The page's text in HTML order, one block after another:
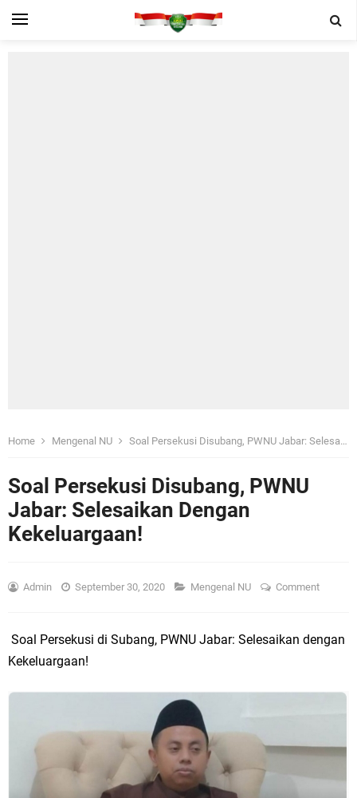
Home Mengenal NU Soal Persekusi Disubang, PWNU Jabar: Selesaikan Dengan Kekeluargaan!
Soal Persekusi Disubang, PWNU
Jabar: Selesaikan Dengan
Kekeluargaan!
Admin September 30, 2020 Mengenal NU Comment
Soal Persekusi di Subang, PWNU Jabar: Selesaikan dengan
Kekeluargaan!